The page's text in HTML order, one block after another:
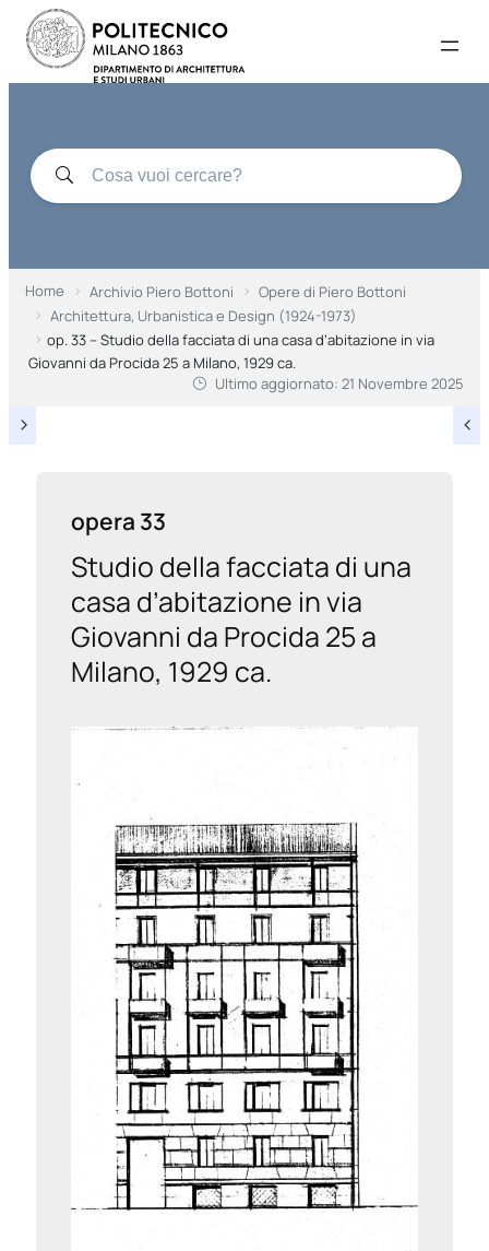
Home Archivio Piero Bottoni
Opere di Piero Bottoni
Architettura, Urbanistica e Design (1924-1973)
op. 33 – Studio della facciata di una casa d’abitazione in via
Giovanni da Procida 25 a Milano, 1929 ca.
Ultimo aggiornato: 21 Novembre 2025
opera 33
Studio della facciata di una
casa d’abitazione in via
Giovanni da Procida 25 a
Milano, 1929 ca.